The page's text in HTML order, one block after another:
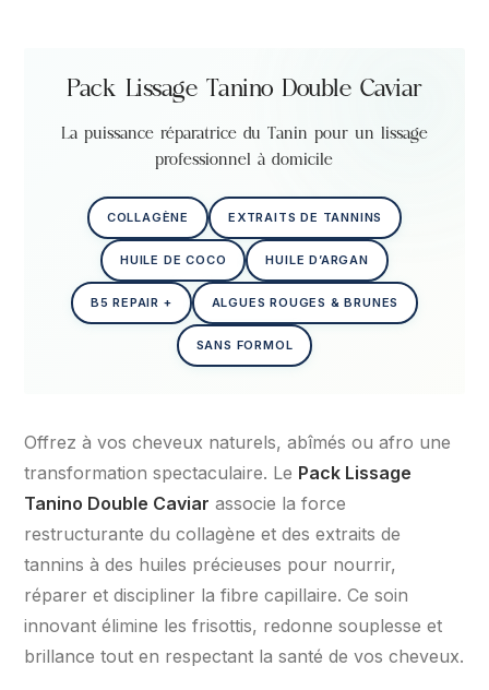
Pack Lissage Tanino Double Caviar
La puissance réparatrice du Tanin pour un lissage
professionnel à domicile
COLLAGÈNE EXTRAITS DE TANNINS
HUILE DE COCO HUILE D’ARGAN
B5 REPAIR + ALGUES ROUGES & BRUNES
SANS FORMOL
Offrez à vos cheveux naturels, abîmés ou afro une
transformation spectaculaire. Le Pack Lissage
Tanino Double Caviar associe la force
restructurante du collagène et des extraits de
tannins à des huiles précieuses pour nourrir,
réparer et discipliner la fibre capillaire. Ce soin
innovant élimine les frisottis, redonne souplesse et
brillance tout en respectant la santé de vos cheveux.